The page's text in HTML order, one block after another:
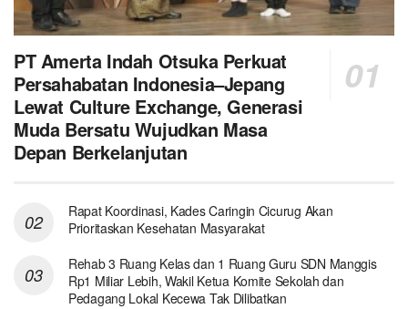
PT Amerta Indah Otsuka Perkuat
Persahabatan Indonesia–Jepang
Lewat Culture Exchange, Generasi
Muda Bersatu Wujudkan Masa
Depan Berkelanjutan
Rapat Koordinasi, Kades Caringin Cicurug Akan
Prioritaskan Kesehatan Masyarakat
Rehab 3 Ruang Kelas dan 1 Ruang Guru SDN Manggis
Rp1 Miliar Lebih, Wakil Ketua Komite Sekolah dan
Pedagang Lokal Kecewa Tak Dilibatkan